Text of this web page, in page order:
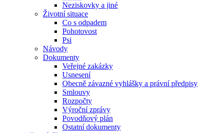
Neziskovky a jiné
Životní situace
Co s odpadem
Pohotovost
Psi
Návody
Dokumenty
Veřejné zakázky
Usnesení
Obecně závazné vyhlášky a právní předpisy
Smlouvy
Rozpočty
Výroční zprávy
Povodňový plán
Ostatní dokumenty